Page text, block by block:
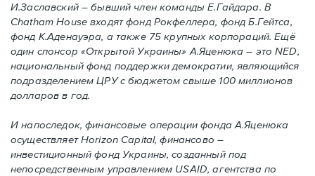
И.Заславский – бывший член команды Е.Гайдара. В
Chatham House входят фонд Рокфеллера, фонд Б.Гейтса,
фонд К.Аденауэра, а также 75 крупных корпораций. Ещё
один спонсор «Открытой Украины» А.Яценюка – это NED,
национальный фонд поддержки демократии, являющийся
подразделением ЦРУ с бюджетом свыше 100 миллионов
долларов в год.
И напоследок, финансовые операции фонда А.Яценюка
осуществляет Horizon Capital, финансово –
инвестиционный фонд Украины, созданный под
непосредственным управлением USAID, агентства по